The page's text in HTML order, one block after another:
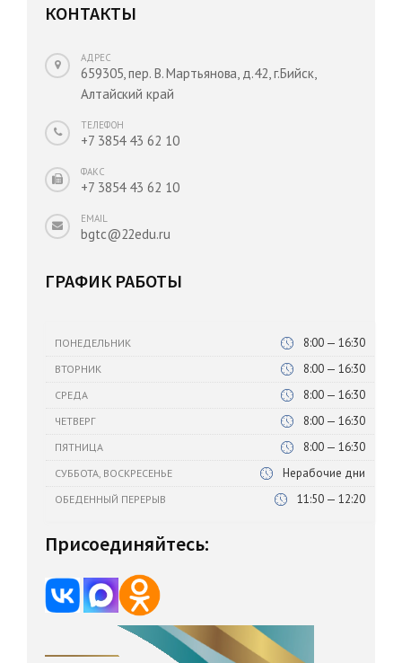
КОНТАКТЫ
АДРЕС
659305, пер. В. Мартьянова, д.42, г.Бийск,
Алтайский край
ТЕЛЕФОН
+7 3854 43 62 10
ФАКС
+7 3854 43 62 10
EMAIL
bgtc@22edu.ru
ГРАФИК РАБОТЫ
ПОНЕДЕЛЬНИК 8:00 — 16:30
ВТОРНИК 8:00 — 16:30
СРЕДА 8:00 — 16:30
ЧЕТВЕРГ 8:00 — 16:30
ПЯТНИЦА 8:00 — 16:30
СУББОТА, ВОСКРЕСЕНЬЕ Нерабочие дни
ОБЕДЕННЫЙ ПЕРЕРЫВ 11:50 — 12:20
Присоединяйтесь: